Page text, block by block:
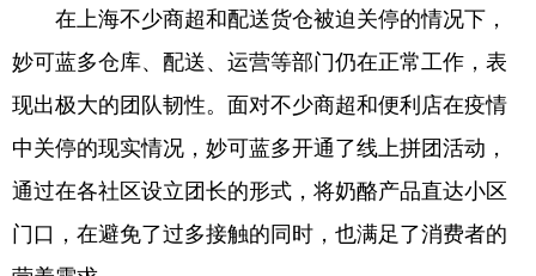
在上海不少商超和配送货仓被迫关停的情况下，
妙可蓝多仓库、配送、运营等部门仍在正常工作，表
现出极大的团队韧性。面对不少商超和便利店在疫情
中关停的现实情况，妙可蓝多开通了线上拼团活动，
通过在各社区设立团长的形式，将奶酪产品直达小区
门口，在避免了过多接触的同时，也满足了消费者的